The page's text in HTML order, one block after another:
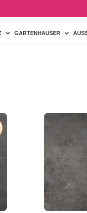
GARTENHAUSER